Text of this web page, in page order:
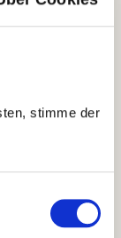
stimme der
zu
9